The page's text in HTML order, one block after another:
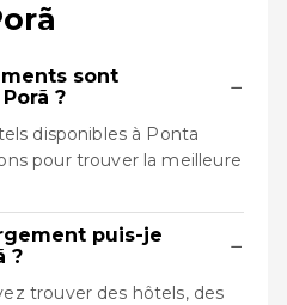
sont
?
−
disponibles à Ponta
pour trouver la meilleure
puis-je
?
−
trouver des hôtels, des